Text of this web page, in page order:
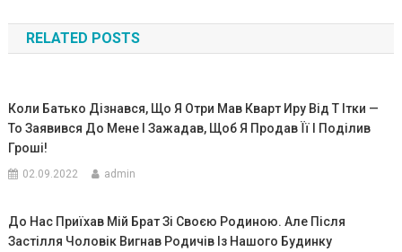
по
записям
RELATED POSTS
Коли Батько Дізнався, Що Я Отри Мав Кварт Иру Від Т Ітки —
То Заявився До Мене І Зажадав, Щоб Я Продав Її І Поділив
Гроші!
02.09.2022 admin
До Нас Приїхав Мій Брат Зі Своєю Родиною. Але Після
Застілля Чоловік Вигнав Родичів Із Нашого Будинку